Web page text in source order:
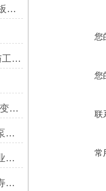
如何清洁和保养Hausser计数板，避免划伤网格线？
Zero-Max联轴器的设计原理与工艺流程解析
Kuriyama Tigerflex PU管发黄变硬怎么办？
在选购胜佰德Sandpiper隔膜泵时应该注意哪些关键参数？
胜佰德Sandpiper隔膜泵：工业流体输送的可靠动力解决方案
延长 Blacoh 脉冲阻尼器使用寿命的维护技巧大公开
您
您
联
常